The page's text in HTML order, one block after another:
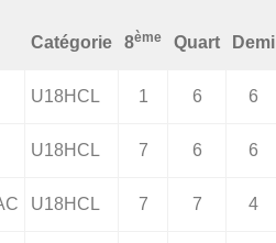
Catégorie 8ème Quart Demi
U18HCL 1 6 6
U18HCL 7 6 6
U18HCL 7 7 4